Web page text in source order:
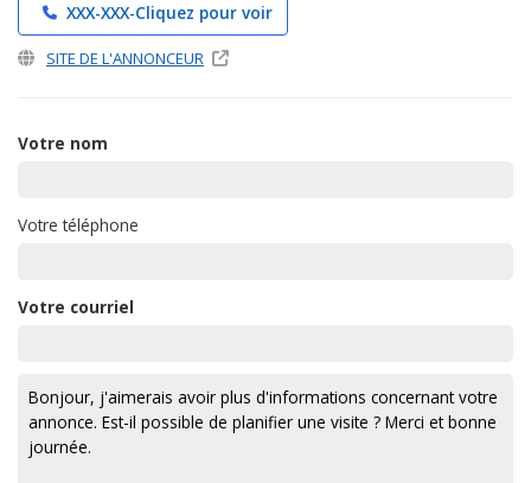
XXX-XXX-Cliquez pour voir
SITE DE L'ANNONCEUR
Votre nom
Votre téléphone
Votre courriel